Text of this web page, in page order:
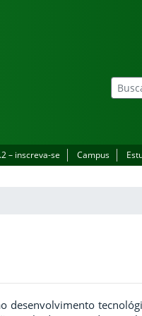
– inscreva-se Campus
desenvolvimento